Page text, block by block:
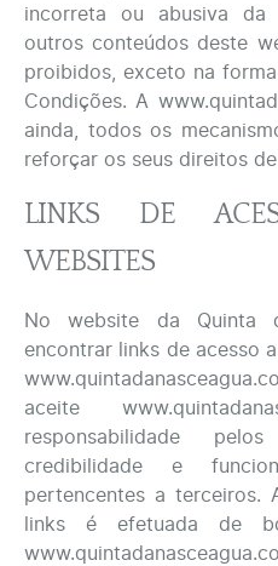
incorreta ou abusiva
outros conteúdos deste
proibidos, exceto na
Condições. A
ainda, todos os
reforçar os seus direitos
LINKS DE
WEBSITES
No website da Quinta
encontrar links de acesso
aceite
responsabilidade
credibilidade e
pertencentes a terceiros.
links é efetuada de